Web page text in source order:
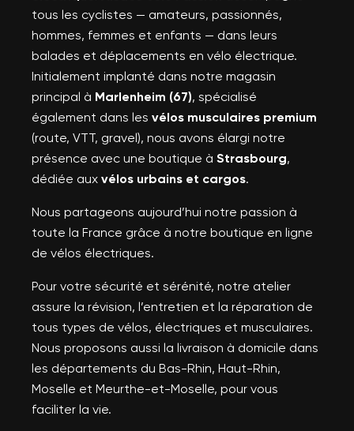
tous les cyclistes — amateurs, passionnés,
hommes, femmes et enfants — dans leurs
balades et déplacements en vélo électrique.
Initialement implanté dans notre magasin
principal à Marlenheim (67), spécialisé
également dans les vélos musculaires premium
(route, VTT, gravel), nous avons élargi notre
présence avec une boutique à Strasbourg,
dédiée aux vélos urbains et cargos.
Nous partageons aujourd’hui notre passion à
toute la France grâce à notre boutique en ligne
de vélos électriques.
Pour votre sécurité et sérénité, notre atelier
assure la révision, l’entretien et la réparation de
tous types de vélos, électriques et musculaires.
Nous proposons aussi la livraison à domicile dans
les départements du Bas-Rhin, Haut-Rhin,
Moselle et Meurthe-et-Moselle, pour vous
faciliter la vie.